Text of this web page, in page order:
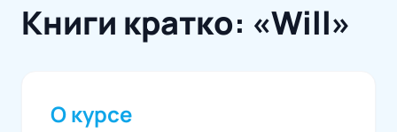
Книги кратко: «Will»
О курсе